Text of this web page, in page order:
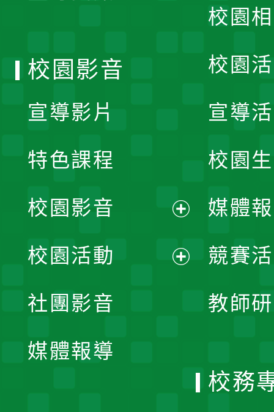
校園
校園
宣導
校園
媒體
競賽
教師
校園影音
宣導影片
特色課程
校園影音
開
校園活動
社團影音
媒體報導
校務